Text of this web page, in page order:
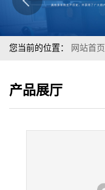
您当前的位置： 网站首页
产品展厅